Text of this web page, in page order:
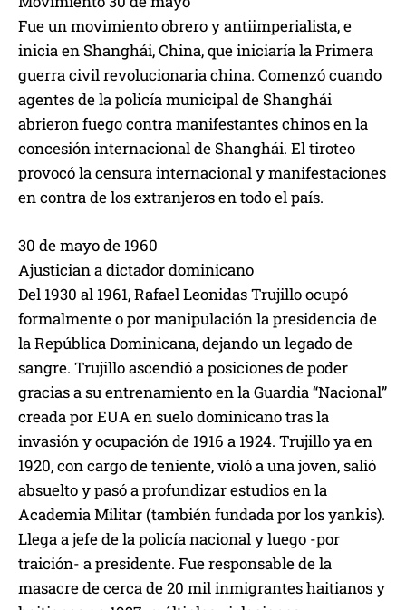
Fue un movimiento obrero y antiimperialista, e
inicia en Shanghái, China, que iniciaría la Primera
guerra civil revolucionaria china. Comenzó cuando
agentes de la policía municipal de Shanghái
abrieron fuego contra manifestantes chinos en la
concesión internacional de Shanghái. El tiroteo
provocó la censura internacional y manifestaciones
en contra de los extranjeros en todo el país.
30 de mayo de 1960
Ajustician a dictador dominicano
Del 1930 al 1961, Rafael Leonidas Trujillo ocupó
formalmente o por manipulación la presidencia de
la República Dominicana, dejando un legado de
sangre. Trujillo ascendió a posiciones de poder
gracias a su entrenamiento en la Guardia “Nacional”
creada por EUA en suelo dominicano tras la
invasión y ocupación de 1916 a 1924. Trujillo ya en
1920, con cargo de teniente, violó a una joven, salió
absuelto y pasó a profundizar estudios en la
Academia Militar (también fundada por los yankis).
Llega a jefe de la policía nacional y luego -por
traición- a presidente. Fue responsable de la
masacre de cerca de 20 mil inmigrantes haitianos y